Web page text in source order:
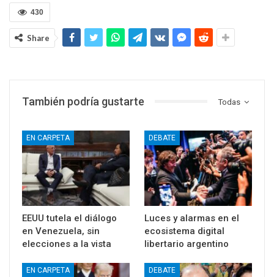
430
Share
Todas
También podría gustarte
EN CARPETA
EEUU tutela el diálogo
en Venezuela, sin
elecciones a la vista
DEBATE
Luces y alarmas en el
ecosistema digital
libertario argentino
EN CARPETA DEBATE